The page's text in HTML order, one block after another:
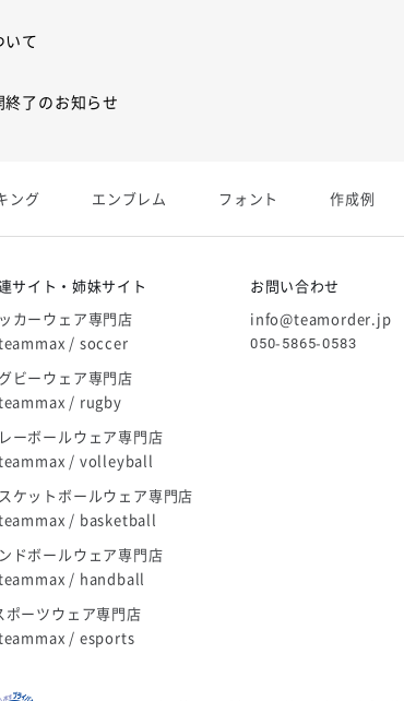
いて
終了のお知らせ
ング エンブレム フォント 作成例
サイト・姉妹サイト
カーウェア専門店
/ soccer
ビーウェア専門店
/ rugby
ーボールウェア専門店
/ volleyball
ケットボールウェア専門店
/ basketball
ドボールウェア専門店
/ handball
ポーツウェア専門店
/ esports
お問い合わせ
info@teamorder.jp
050-5865-0583